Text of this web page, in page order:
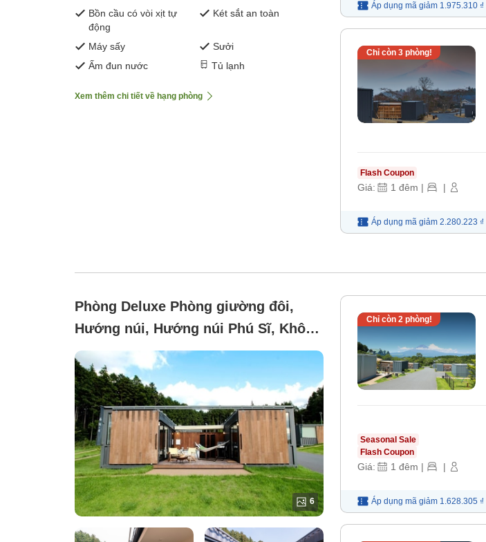
Bồn cầu có vòi xịt tự
động
Két sắt an toàn
Máy sấy
Sưởi
Ấm đun nước
Tủ lạnh
Xem thêm chi tiết về hạng phòng
Áp dụng mã giảm 1.975.310 ₫
Chỉ còn 3phòng!
Flash Coupon
Giá: 1 đêm | |
Áp dụng mã giảm 2.280.223 ₫
Phòng Deluxe Phòng giường đôi,
Hướng núi, Hướng núi Phú Sĩ, Không
hút thuốc (Buồng cho chó cao cấp)
6
Chỉ còn 2phòng!
Seasonal Sale
Flash Coupon
Giá: 1 đêm | |
Áp dụng mã giảm 1.628.305 ₫